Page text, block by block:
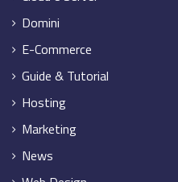
Domini
E-Commerce
Guide & Tutorial
Hosting
Marketing
News